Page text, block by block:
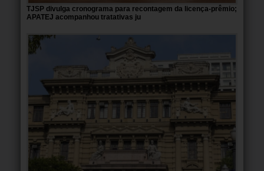
TJSP divulga cronograma para recontagem da licença-prêmio;
APATEJ acompanhou tratativas ju